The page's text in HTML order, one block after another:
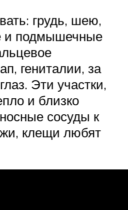
грудь, шею,
и подмышечные
гениталии, за
Эти участки,
и близко
сосуды к
клещи любят